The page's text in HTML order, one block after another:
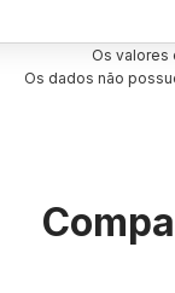
Os valores
Os dados não